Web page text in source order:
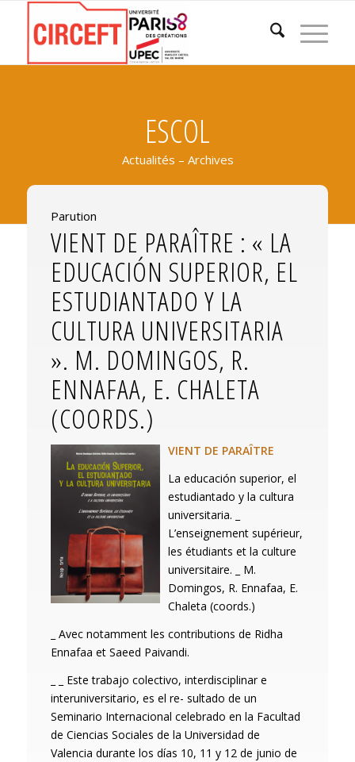
ESCOL
Actualités – Archives
Parution
VIENT DE PARAÎTRE : « LA
EDUCACIÓN SUPERIOR, EL
ESTUDIANTADO Y LA
CULTURA UNIVERSITARIA
». M. DOMINGOS, R.
ENNAFAA, E. CHALETA
(COORDS.)
VIENT DE PARAÎTRE
La educación superior, el
estudiantado y la cultura
universitaria.
L’enseignement supérieur,
les étudiants et la culture
universitaire. _ M.
Domingos, R. Ennafaa, E.
Chaleta (coords.)
_ Avec notamment les contributions de Ridha
Ennafaa et Saeed Paivandi.
_ _ Este trabajo colectivo, interdisciplinar e
interuniversitario, es el re- sultado de un
Seminario Internacional celebrado en la Facultad
de Ciencias Sociales de la Universidad de
Valencia durante los días 10, 11 y 12 de junio de